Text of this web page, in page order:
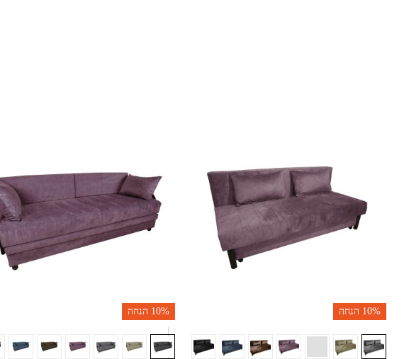
10% הנחה 10% הנחה